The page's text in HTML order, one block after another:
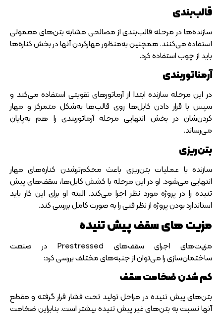
قالب‌بندی
سازنده‌ها در مرحله قالب‌بندی از مصالحی مشابه بتن‌های معمولی
استفاده می‌کنند. همچنین به‌منظور مهارکردن آنها در بخش کناره‌ها
باید از چوب استفاده کرد.
آرمناتوربندی
در این مرحله سازنده ابتدا از آرماتورهای تقویتی استفاده می‌کند و
سپس با قرار دادن کابل‌ها روی قالب‌ها به‌شکل متمرکز و مهار
کردن‌شان در بخش انتهایی مرحله آرماتوربندی را هم به‌پایان
می‌رساند.
بتن‌ریزی
سازنده با عملیات بتن‌ریزی باعث محکم‌تر‌شدن کناره‌های مهار
انتهایی می‌شود. او در این مرحله با کشش کابل‌ها، سقف‌های پیش
تنیده را در پروژه مورد نظر اجرا می‌کند. البته او برای این کار باید
استاندارد بودن پروژه از نظر فنی را به صورت کامل بررسی کند.
مزیت های سقف پیش تنیده
مزیت‌های اجرای سقف‌های Prestressed در صنعت
ساختمان‌سازی را می‌توان از جنبه‌های مختلف بررسی کرد:
کم شدن ضخامت سقف
بتن‌های پیش تنیده در مراحل تولید تحت فشار قرار گرفته و مقطع
آنها نسبت به بتن‌های غیر پیش تنیده بیشتر است. بنابراین ضخامت